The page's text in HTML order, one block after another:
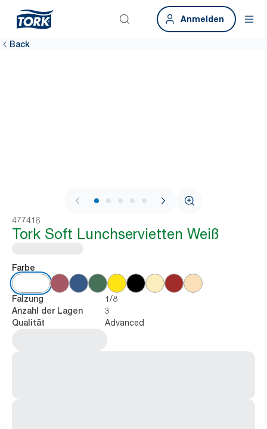
Anmelden
Back
1 / 6
477416
Tork Soft Lunchservietten Weiß
Farbe
Falzung 1/8
Anzahl der Lagen 3
Qualität Advanced